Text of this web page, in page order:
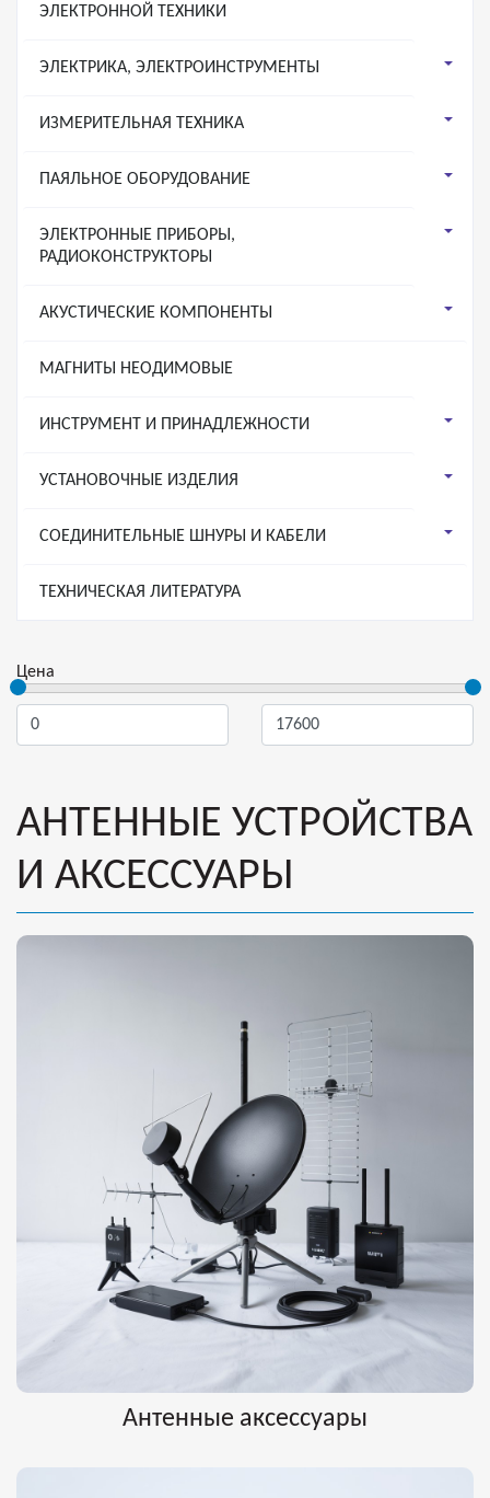
ЭЛЕКТРОННОЙ ТЕХНИКИ
ЭЛЕКТРИКА, ЭЛЕКТРОИНСТРУМЕНТЫ
ИЗМЕРИТЕЛЬНАЯ ТЕХНИКА
ПАЯЛЬНОЕ ОБОРУДОВАНИЕ
ЭЛЕКТРОННЫЕ ПРИБОРЫ,
РАДИОКОНСТРУКТОРЫ
АКУСТИЧЕСКИЕ КОМПОНЕНТЫ
МАГНИТЫ НЕОДИМОВЫЕ
ИНСТРУМЕНТ И ПРИНАДЛЕЖНОСТИ
УСТАНОВОЧНЫЕ ИЗДЕЛИЯ
СОЕДИНИТЕЛЬНЫЕ ШНУРЫ И КАБЕЛИ
ТЕХНИЧЕСКАЯ ЛИТЕРАТУРА
Цена
АНТЕННЫЕ УСТРОЙСТВА
И АКСЕССУАРЫ
Антенные аксессуары